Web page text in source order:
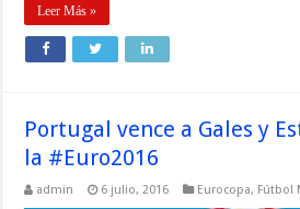
Leer Más »
Portugal vence a Gales y
la #Euro2016
admin 6 julio, 2016 Eurocopa, Fútbol